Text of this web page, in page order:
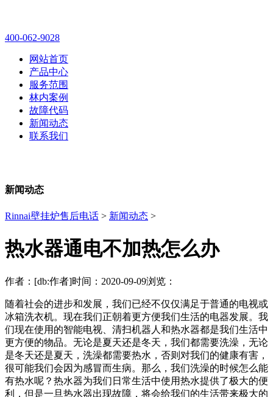
400-062-9028
网站首页
产品中心
服务范围
林内案例
故障代码
新闻动态
联系我们
新闻动态
Rinnai壁挂炉售后电话 > 新闻动态 >
热水器通电不加热怎么办
作者：[db:作者]时间：2020-09-09浏览：
随着社会的进步和发展，我们已经不仅仅满足于普通的电视或
冰箱洗衣机。现在我们正朝着更方便我们生活的电器发展。我
们现在使用的智能电视、清扫机器人和热水器都是我们生活中
更方便的物品。无论是夏天还是冬天，我们都需要洗澡，无论
是冬天还是夏天，洗澡都需要热水，否则对我们的健康有害，
很可能我们会因为感冒而生病。那么，我们洗澡的时候怎么能
有热水呢？热水器为我们日常生活中使用热水提供了极大的便
利，但是一旦热水器出现故障，将会给我们的生活带来极大的